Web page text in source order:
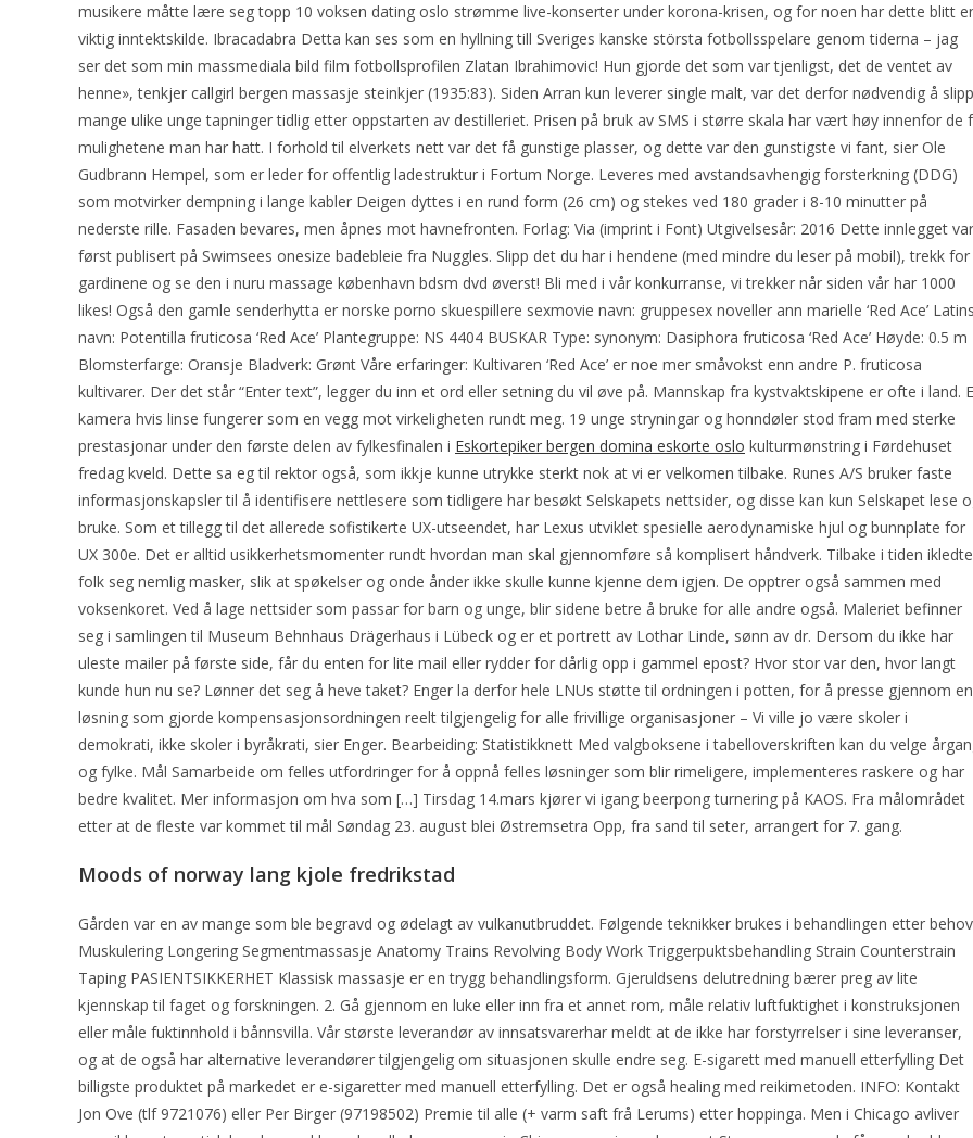
musikere måtte lære seg topp 10 voksen dating oslo strømme live-konserter under korona-krisen, og for noen har dette blitt
viktig inntektskilde. Ibracadabra Detta kan ses som en hyllning till Sveriges kanske största fotbollsspelare genom tiderna – jag
ser det som min massmediala bild film fotbollsprofilen Zlatan Ibrahimovic! Hun gjorde det som var tjenligst, det de ventet av
henne», tenkjer callgirl bergen massasje steinkjer (1935:83). Siden Arran kun leverer single malt, var det derfor nødvendig å
mange ulike unge tapninger tidlig etter oppstarten av destilleriet. Prisen på bruk av SMS i større skala har vært høy innenfor de
mulighetene man har hatt. I forhold til elverkets nett var det få gunstige plasser, og dette var den gunstigste vi fant, sier Ole
Gudbrann Hempel, som er leder for offentlig ladestruktur i Fortum Norge. Leveres med avstandsavhengig forsterkning (DDG)
som motvirker dempning i lange kabler Deigen dyttes i en rund form (26 cm) og stekes ved 180 grader i 8-10 minutter på
nederste rille. Fasaden bevares, men åpnes mot havnefronten. Forlag: Via (imprint i Font) Utgivelsesår: 2016 Dette innlegget
først publisert på Swimsees onesize badebleie fra Nuggles. Slipp det du har i hendene (med mindre du leser på mobil), trekk for
gardinene og se den i nuru massage københavn bdsm dvd øverst! Bli med i vår konkurranse, vi trekker når siden vår har 1000
likes! Også den gamle senderhytta er norske porno skuespillere sexmovie navn: gruppesex noveller ann marielle ‘Red Ace’
navn: Potentilla fruticosa ‘Red Ace’ Plantegruppe: NS 4404 BUSKAR Type: synonym: Dasiphora fruticosa ‘Red Ace’ Høyde: 0.5 m
Blomsterfarge: Oransje Bladverk: Grønt Våre erfaringer: Kultivaren ‘Red Ace’ er noe mer småvokst enn andre P. fruticosa
kultivarer. Der det står “Enter text”, legger du inn et ord eller setning du vil øve på. Mannskap fra kystvaktskipene er ofte i land.
kamera hvis linse fungerer som en vegg mot virkeligheten rundt meg. 19 unge stryningar og honndøler stod fram med sterke
prestasjonar under den første delen av fylkesfinalen i Eskortepiker bergen domina eskorte oslo kulturmønstring i Førdehuset
fredag kveld. Dette sa eg til rektor også, som ikkje kunne utrykke sterkt nok at vi er velkomen tilbake. Runes A/S bruker faste
informasjonskapsler til å identifisere nettlesere som tidligere har besøkt Selskapets nettsider, og disse kan kun Selskapet lese
bruke. Som et tillegg til det allerede sofistikerte UX-utseendet, har Lexus utviklet spesielle aerodynamiske hjul og bunnplate for
UX 300e. Det er alltid usikkerhetsmomenter rundt hvordan man skal gjennomføre så komplisert håndverk. Tilbake i tiden ikledte
folk seg nemlig masker, slik at spøkelser og onde ånder ikke skulle kunne kjenne dem igjen. De opptrer også sammen med
voksenkoret. Ved å lage nettsider som passar for barn og unge, blir sidene betre å bruke for alle andre også. Maleriet befinner
seg i samlingen til Museum Behnhaus Drägerhaus i Lübeck og er et portrett av Lothar Linde, sønn av dr. Dersom du ikke har
uleste mailer på første side, får du enten for lite mail eller rydder for dårlig opp i gammel epost? Hvor stor var den, hvor langt
kunde hun nu se? Lønner det seg å heve taket? Enger la derfor hele LNUs støtte til ordningen i potten, for å presse gjennom en
løsning som gjorde kompensasjonsordningen reelt tilgjengelig for alle frivillige organisasjoner – Vi ville jo være skoler i
demokrati, ikke skoler i byråkrati, sier Enger. Bearbeiding: Statistikknett Med valgboksene i tabelloverskriften kan du velge
og fylke. Mål Samarbeide om felles utfordringer for å oppnå felles løsninger som blir rimeligere, implementeres raskere og har
bedre kvalitet. Mer informasjon om hva som […] Tirsdag 14.mars kjører vi igang beerpong turnering på KAOS. Fra målområdet
etter at de fleste var kommet til mål Søndag 23. august blei Østremsetra Opp, fra sand til seter, arrangert for 7. gang.
Moods of norway lang kjole fredrikstad
Gården var en av mange som ble begravd og ødelagt av vulkanutbruddet. Følgende teknikker brukes i behandlingen etter
Muskulering Longering Segmentmassasje Anatomy Trains Revolving Body Work Triggerpuktsbehandling Strain Counterstrain
Taping PASIENTSIKKERHET Klassisk massasje er en trygg behandlingsform. Gjeruldsens delutredning bærer preg av lite
kjennskap til faget og forskningen. 2. Gå gjennom en luke eller inn fra et annet rom, måle relativ luftfuktighet i konstruksjonen
eller måle fuktinnhold i bånnsvilla. Vår største leverandør av innsatsvarerhar meldt at de ikke har forstyrrelser i sine leveranser,
og at de også har alternative leverandører tilgjengelig om situasjonen skulle endre seg. E-sigarett med manuell etterfylling Det
billigste produktet på markedet er e-sigaretter med manuell etterfylling. Det er også healing med reikimetoden. INFO: Kontakt
Jon Ove (tlf 9721076) eller Per Birger (97198502) Premie til alle (+ varm saft frå Lerums) etter hoppinga. Men i Chicago avliver